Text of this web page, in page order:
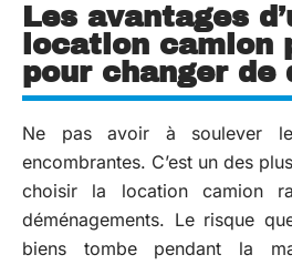
Les avantages
location camion
pour changer de
Ne pas avoir à soulever
encombrantes. C’est un des
choisir la location camion
déménagements. Le risque
biens tombe pendant la